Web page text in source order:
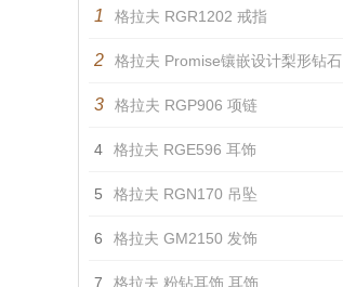
1 格拉夫 RGR1202 戒指
2 格拉夫 Promise镶嵌设计梨形钻石戒指 戒指
3 格拉夫 RGP906 项链
4 格拉夫 RGE596 耳饰
5 格拉夫 RGN170 吊坠
6 格拉夫 GM2150 发饰
7 格拉夫 粉钻耳饰 耳饰